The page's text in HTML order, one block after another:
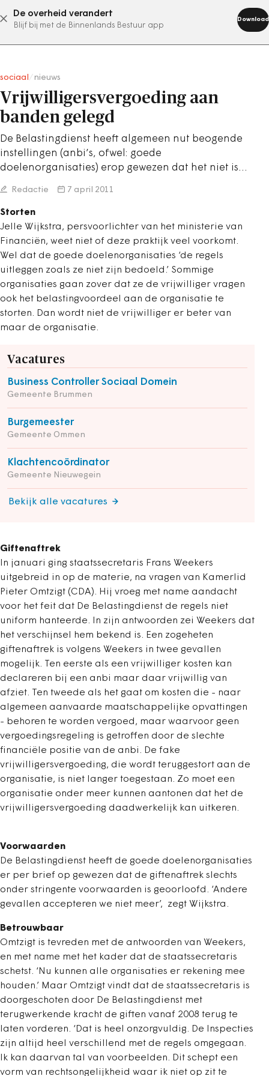
De overheid verandert
Blijf bij met de Binnenlands Bestuur app
Download
abonneer nu
sociaal nieuws
Vrijwilligersvergoeding aan
banden gelegd
De Belastingdienst heeft algemeen nut beogende
instellingen (anbi’s, ofwel: goede
doelenorganisaties) erop gewezen dat het niet is…
Redactie 7 april 2011
Storten
Jelle Wijkstra, persvoorlichter van het ministerie van
Financiën, weet niet of deze praktijk veel voorkomt.
Wel dat de goede doelenorganisaties ‘de regels
uitleggen zoals ze niet zijn bedoeld.’ Sommige
organisaties gaan zover dat ze de vrijwilliger vragen
ook het belastingvoordeel aan de organisatie te
storten. Dan wordt niet de vrijwilliger er beter van
maar de organisatie.
Vacatures
Business Controller Sociaal Domein
Gemeente Brummen
Burgemeester
Gemeente Ommen
Klachtencoördinator
Gemeente Nieuwegein
Bekijk alle vacatures
Giftenaftrek
In januari ging staatssecretaris Frans Weekers
uitgebreid in op de materie, na vragen van Kamerlid
Pieter Omtzigt (CDA). Hij vroeg met name aandacht
voor het feit dat De Belastingdienst de regels niet
uniform hanteerde. In zijn antwoorden zei Weekers dat
het verschijnsel hem bekend is. Een zogeheten
giftenaftrek is volgens Weekers in twee gevallen
mogelijk. Ten eerste als een vrijwilliger kosten kan
declareren bij een anbi maar daar vrijwillig van
afziet. Ten tweede als het gaat om kosten die - naar
algemeen aanvaarde maatschappelijke opvattingen
- behoren te worden vergoed, maar waarvoor geen
vergoedingsregeling is getroffen door de slechte
financiële positie van de anbi. De fake
vrijwilligersvergoeding, die wordt teruggestort aan de
organisatie, is niet langer toegestaan. Zo moet een
organisatie onder meer kunnen aantonen dat het de
vrijwilligersvergoeding daadwerkelijk kan uitkeren.
Voorwaarden
De Belastingdienst heeft de goede doelenorganisaties
er per brief op gewezen dat de giftenaftrek slechts
onder stringente voorwaarden is geoorloofd. ‘Andere
gevallen accepteren we niet meer’, zegt Wijkstra.
Betrouwbaar
Omtzigt is tevreden met de antwoorden van Weekers,
en met name met het kader dat de staatssecretaris
schetst. ‘Nu kunnen alle organisaties er rekening mee
houden.’ Maar Omtzigt vindt dat de staatssecretaris is
doorgeschoten door De Belastingdienst met
terugwerkende kracht de giften vanaf 2008 terug te
laten vorderen. ‘Dat is heel onzorgvuldig. De Inspecties
zijn altijd heel verschillend met de regels omgegaan.
Ik kan daarvan tal van voorbeelden. Dit schept een
vorm van rechtsongelijkheid waar ik niet op zit te